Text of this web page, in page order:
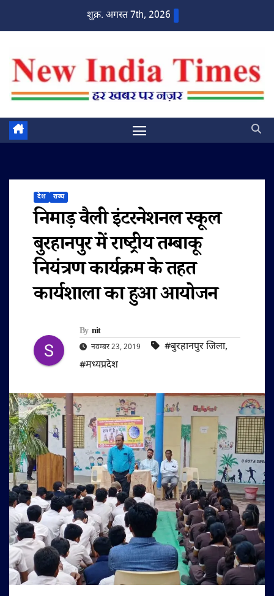
शुक्र. अगस्त 7th, 2026
देश राज्य
निमाड़ वैली इंटरनेशनल स्कूल
बुरहानपुर में राष्ट्रीय तम्बाकू
नियंत्रण कार्यक्रम के तहत
कार्यशाला का हुआ आयोजन
By nit
नवम्बर 23, 2019 #बुरहानपुर जिला,
#मध्यप्रदेश